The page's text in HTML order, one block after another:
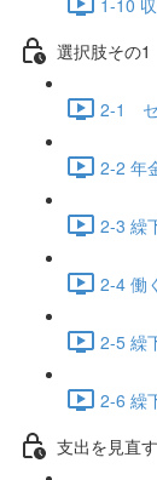
選択肢その
2-1 セ
2-2 年
2-3 繰
2-4 働
2-5 繰
2-6 繰
支出を見直す